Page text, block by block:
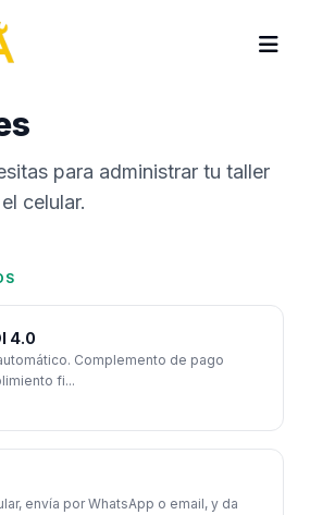
para administrar tu taller
celular.
4.0
Complemento de pago
fi...
envía por WhatsApp o email, y da